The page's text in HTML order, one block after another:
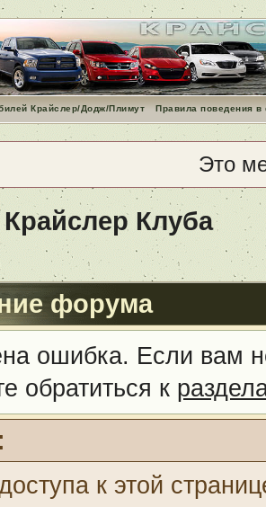
Крайслер/Додж/Плимут Правила поведения
Это
Клуба
форума
ошибка. Если вам
обратиться к
к этой